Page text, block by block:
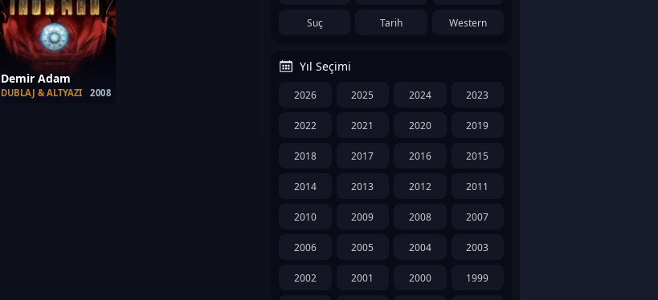
Demir Adam
2008
DUBLAJ & ALTYAZI
Suç Tarih Western
Yıl Seçimi
2026 2025 2024 2023
2022 2021 2020 2019
2018 2017 2016 2015
2014 2013 2012 2011
2010 2009 2008 2007
2006 2005 2004 2003
2002 2001 2000 1999